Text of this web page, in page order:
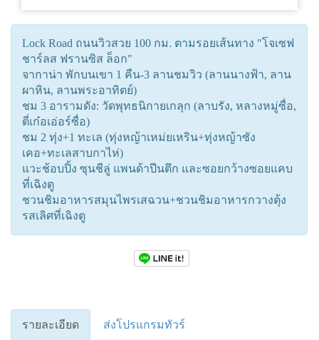
Lock Road ถนนวิวสวย 100 กม. ตามรอยเส้นทาง "โจเซฟ
ชาร์ลส ฟรานซิส ล็อก"
จากาน่า พักบนเขา 1 คืน-3 ลานชมวิว (ลานนางฟ้า, ลาน
ผาหิน, ลานพระอาทิตย์)
ชม 3 อารามดัง: วัดพุทธนิกายเกลุก (ลาบรัง, หลางหมู่ซื่อ,
ตี่เก๋อเอ่อร์ซื่อ)
ชม 2 ทุ่ง+1 ทะเล (ทุ่งหญ้าเหม่ยเหริน+ทุ่งหญ้าซัง
เคอ+ทะเลสาบกาไห่)
แวะช้อบปิ้ง ซุนชีลู่ แพนด้าปีนตึก และซอยกว้างซอยแคบ
ที่เฉิงตู
ชวนชิมอาหารสมุนไพรเสฉวน+ชวนชิมอาหารกวางตุ้ง
รสเลิศที่เฉิงตู
รายละเอียด ส่งโปรแกรมทัวร์